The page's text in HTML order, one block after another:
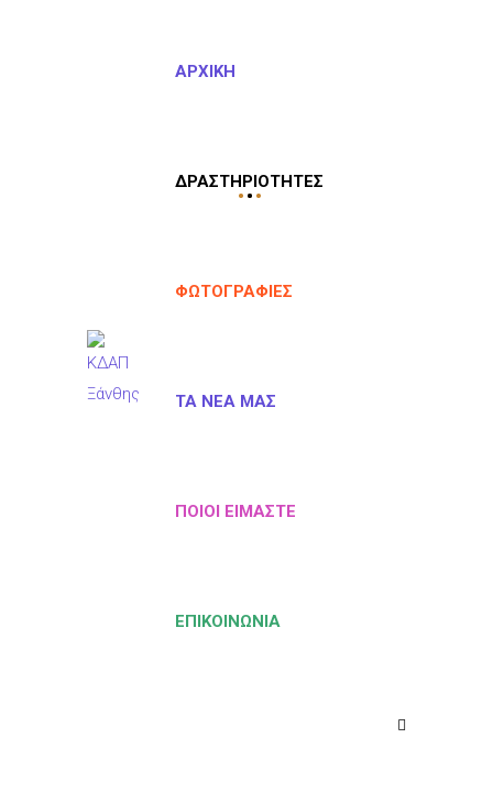
ΑΡΧΙΚΉ
ΔΡΑΣΤΗΡΙΌΤΗΤΕΣ
ΦΩΤΟΓΡΑΦΊΕΣ
ΤΑ ΝΈΑ ΜΑΣ
ΠΟΙΟΙ ΕΊΜΑΣΤΕ
ΕΠΙΚΟΙΝΩΝΊΑ